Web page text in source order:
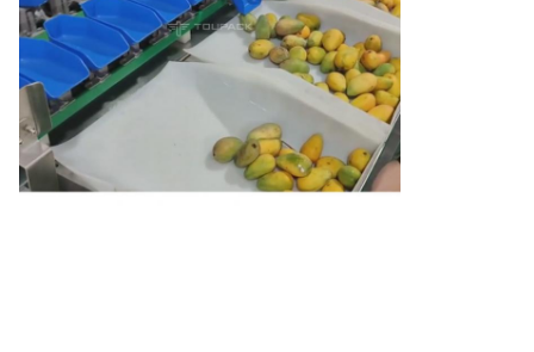
डिवाइस को अस्वीकार
करें
पलटा हुआ यंत्र
कार्य की स्थिति
तापमानः 0°C~40°C;
आर्द्रता:30%~95%